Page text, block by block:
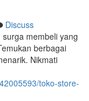
Discuss
membeli yang
berbagai
Nikmati
toko-store-